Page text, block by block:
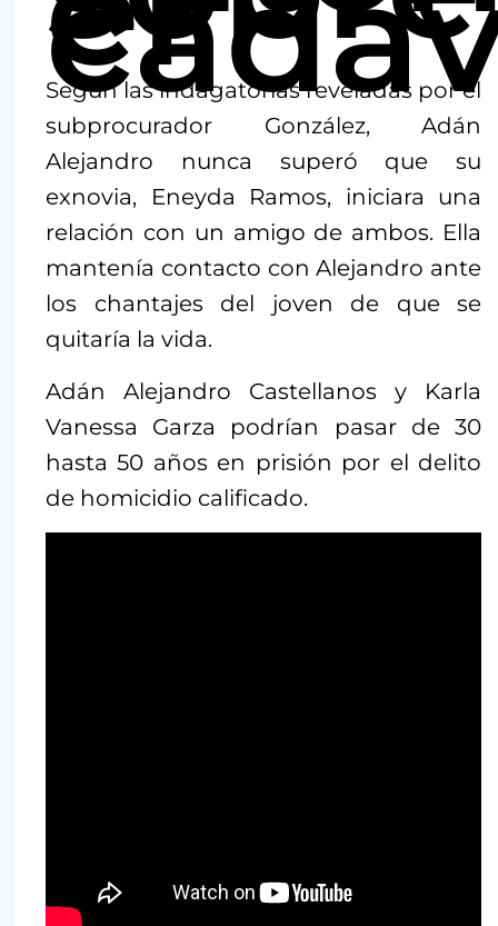
Según las indagatorias reveladas por el
subprocurador González, Adán
Alejandro nunca superó que su
exnovia, Eneyda Ramos, iniciara una
relación con un amigo de ambos. Ella
mantenía contacto con Alejandro ante
los chantajes del joven de que se
quitaría la vida.
Adán Alejandro Castellanos y Karla
Vanessa Garza podrían pasar de 30
hasta 50 años en prisión por el delito
de homicidio calificado.